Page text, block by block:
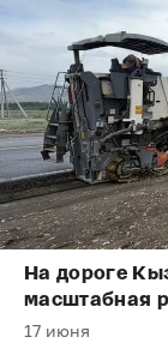
На дороге
масштабная
17 июня